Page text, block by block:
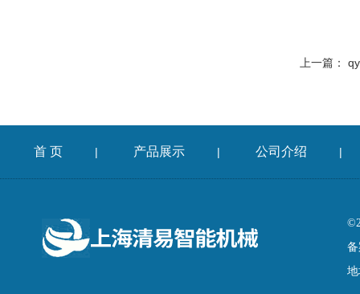
上一篇：
首 页 | 产品展示 | 公司介绍 |
备